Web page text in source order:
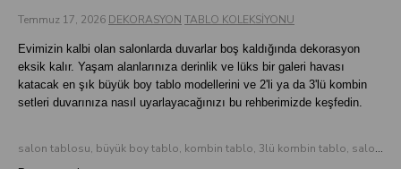
Temmuz 17, 2026 DEKORASYON TABLO KOLEKSİYONU
Evimizin kalbi olan salonlarda duvarlar boş kaldığında dekorasyon
eksik kalır. Yaşam alanlarınıza derinlik ve lüks bir galeri havası
katacak en şık büyük boy tablo modellerini ve 2'li ya da 3'lü kombin
setleri duvarınıza nasıl uyarlayacağınızı bu rehberimizde keşfedin.
salon tablosu, büyük boy tablo, kombin tablo, 3lü kombin tablo, salon duvar dekorasyonu, çamlıca home tablo